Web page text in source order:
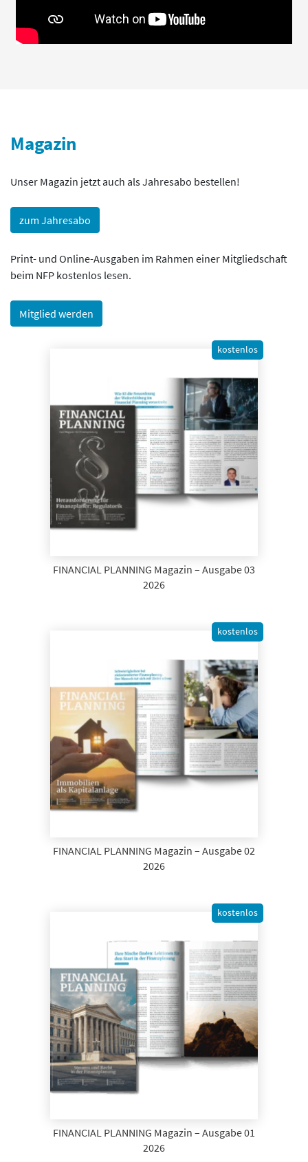
Magazin
Unser Magazin jetzt auch als Jahresabo bestellen!
zum Jahresabo
Print- und Online-Ausgaben im Rahmen einer Mitgliedschaft
beim NFP kostenlos lesen.
Mitglied werden
FINANCIAL PLANNING Magazin – Ausgabe 03
2026
kostenlos
FINANCIAL PLANNING Magazin – Ausgabe 02
2026
kostenlos
FINANCIAL PLANNING Magazin – Ausgabe 01
2026
kostenlos